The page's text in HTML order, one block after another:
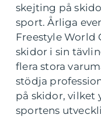
skejting på
sport. Årliga
Freestyle World
skidor i sin
flera stora
stödja
på skidor, vilket
sportens